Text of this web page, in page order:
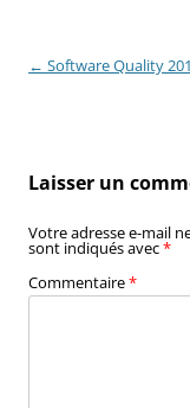
Navigation
← Software Quality
Laisser un
Votre adresse e-mail
sont indiqués avec*
Commentaire*